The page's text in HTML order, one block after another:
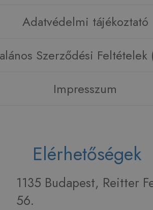
Adatvédelmi tájékoztató
Szerződési Feltételek
Impresszum
Elérhetőségek
1135 Budapest, Reitter
56.